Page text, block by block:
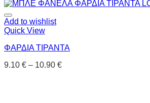
Add to wishlist
Quick View
ΦΑΡΔΙΑ ΤΙΡΑΝΤΑ
9.10 € – 10.90 €